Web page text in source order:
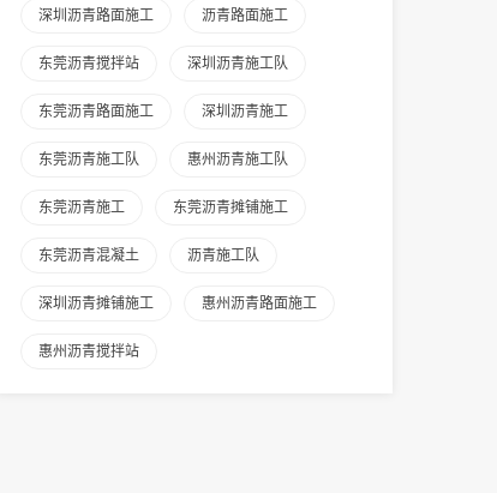
深圳沥青路面施工 沥青路面施工
东莞沥青搅拌站 深圳沥青施工队
东莞沥青路面施工 深圳沥青施工
东莞沥青施工队 惠州沥青施工队
东莞沥青施工 东莞沥青摊铺施工
东莞沥青混凝土 沥青施工队
深圳沥青摊铺施工 惠州沥青路面施工
惠州沥青搅拌站